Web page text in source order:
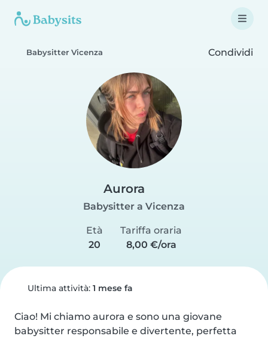
Babysitter Vicenza Condividi
Aurora
Babysitter a Vicenza
Età
20
Tariffa oraria
8,00 €/ora
Ultima attività: 1 mese fa
Ciao! Mi chiamo aurora e sono una giovane
babysitter responsabile e divertente, perfetta